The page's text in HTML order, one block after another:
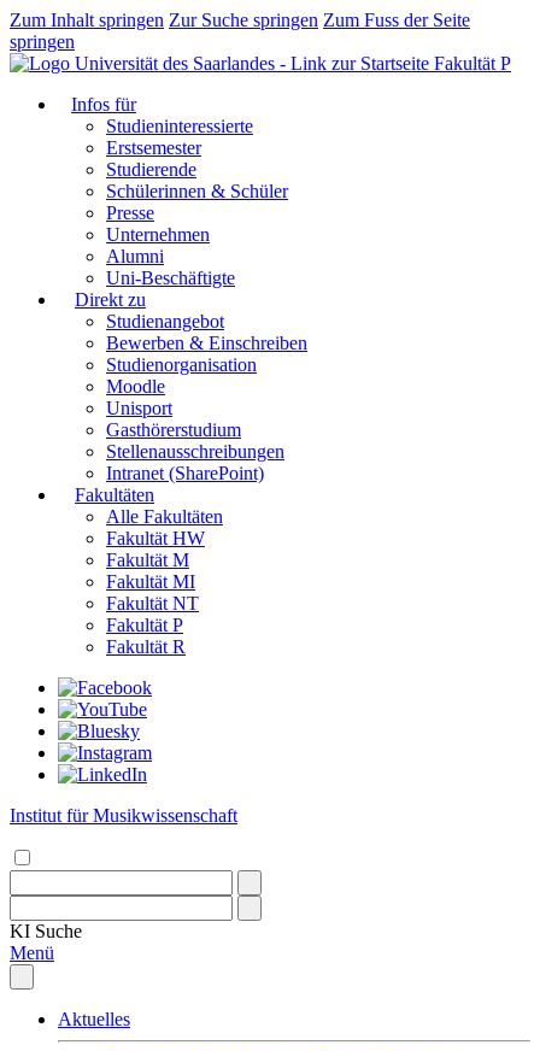
Zum Inhalt springen Zur Suche springen Zum Fuss der Seite
springen
Fakultät P
Infos für
Studieninteressierte
Erstsemester
Studierende
Schülerinnen & Schüler
Presse
Unternehmen
Alumni
Uni-Beschäftigte
Direkt zu
Studienangebot
Bewerben & Einschreiben
Studienorganisation
Moodle
Unisport
Gasthörerstudium
Stellenausschreibungen
Intranet (SharePoint)
Fakultäten
Alle Fakultäten
Fakultät HW
Fakultät M
Fakultät MI
Fakultät NT
Fakultät P
Fakultät R
Institut für Musikwissenschaft
KI Suche
Menü
Aktuelles